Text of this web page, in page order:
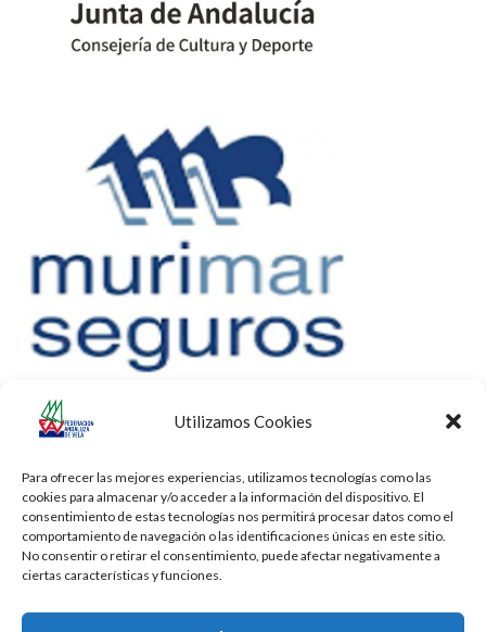
Utilizamos Cookies
Para ofrecer las mejores experiencias, utilizamos tecnologías como las
cookies para almacenar y/o acceder a la información del dispositivo. El
consentimiento de estas tecnologías nos permitirá procesar datos como el
comportamiento de navegación o las identificaciones únicas en este sitio.
No consentir o retirar el consentimiento, puede afectar negativamente a
ciertas características y funciones.